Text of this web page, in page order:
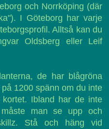
och Norrköping (där
I Göteborg har varje
Alltså kan du
Oldsberg eller Leif
de har blågröna
1200 spänn om du inte
Ibland har de inte
man se upp och
Stå och häng vid